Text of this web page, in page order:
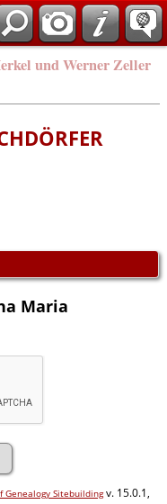
und Werner Zeller
Maria
Sitebuildingv. 15.0.1,